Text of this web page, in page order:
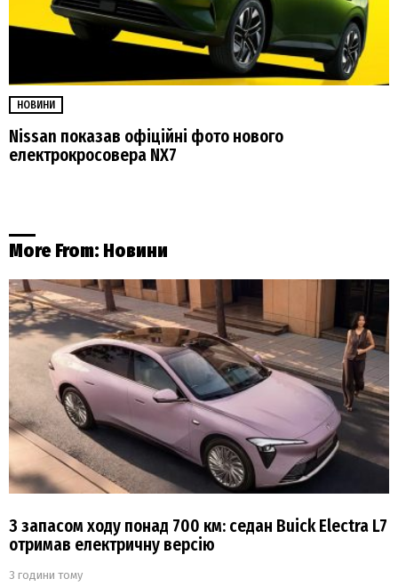
НОВИНИ
Nissan показав офіційні фото нового
електрокросовера NX7
More From: Новини
З запасом ходу понад 700 км: седан Buick Electra L7
отримав електричну версію
3 години тому